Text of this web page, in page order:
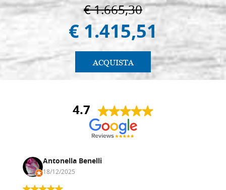
€ 1.665,30
€ 1.415,51
ACQUISTA
4.7
Antonella Benelli
18/12/2025